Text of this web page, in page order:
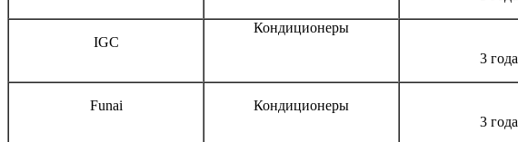
IGC
Кондиционеры
3 года
Funai
Кондиционеры
3 года